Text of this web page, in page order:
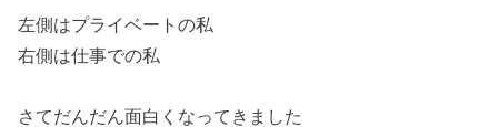
左側はプライベートの私
右側は仕事での私
さてだんだん面白くなってきました